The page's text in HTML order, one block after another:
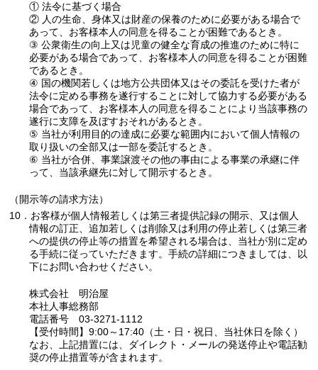
① 法令に基づく場合
② 人の生命、身体又は財産の保養のために必要がある場合で
あって、お客様本人の同意を得ることが困難であるとき。
③ 公衆衛生の向上又は児童の健全な育成の推進のために特に
必要がある場合であって、お客様本人の同意を得ることが困難
であるとき。
④ 国の機関若しくは地方公共団体又はその委託を受けた者が
法令に定める事務を遂行することに対して協力する必要がある
場合であって、お客様本人の同意を得ることにより当該事務の
遂行に支障を及ぼすおそれがあるとき。
⑤ 当社が利用目的の達成に必要な範囲内において個人情報の
取り扱いの全部又は一部を委託するとき。
⑥ 当社が合併、事業譲渡その他の事由による事業の承継に伴
って、当該承継先に対して開示するとき。
（開示等の請求方法）
10．お客様が個人情報若しくは第三者提供記録の開示、又は個人
情報の訂正、追加若しくは削除又は利用の停止若しくは第三者
への提供の停止等の措置を希望される場合は、当社が別に定め
る手続に従っていただきます。手続の詳細につきましては、以
下にお問い合わせください。
株式会社 明治屋
本社人事総務部
電話番号 03-3271-1112
【受付時間】9:00～17:40（土・日・祝日、当社休日を除く）
なお、上記措置には、ダイレクト・メールの発送停止や電話勧
奨の停止措置等が含まれます。